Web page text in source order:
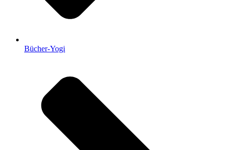
Bücher-Yogi